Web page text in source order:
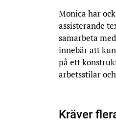
Monica har
assisterande
samarbeta
innebär att
på ett
arbetsstilar
Kräver